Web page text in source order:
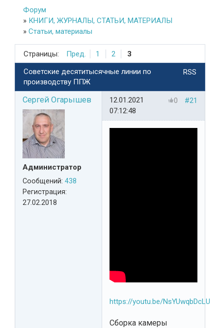
Форум
» КНИГИ, ЖУРНАЛЫ, СТАТЬИ, МАТЕРИАЛЫ
» Статьи, материалы
Страницы: Пред. 1 2 3
RSS
Советские десятитысячные линии по
производству ППЖ
Сергей Огарышев
Администратор
Сообщений: 438
Регистрация:
27.02.2018
#21
0
12.01.2021
07:12:48
https://youtu.be/NsYUwqbDcLU
Сборка камеры